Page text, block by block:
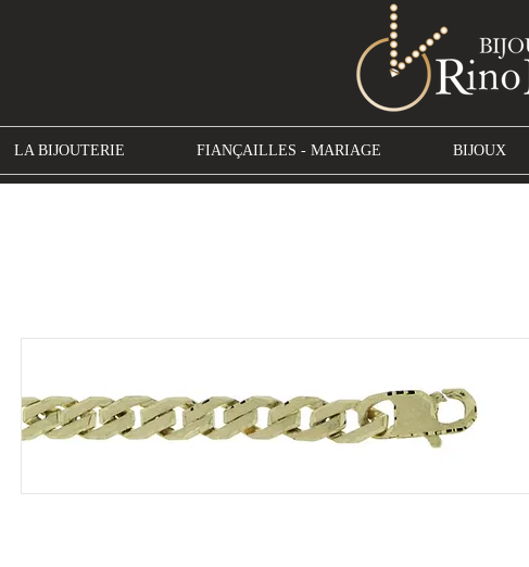
LA BIJOUTERIE FIANÇAILLES - MARIAGE BIJOUX